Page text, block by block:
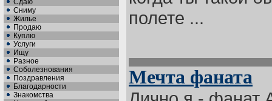
Сдаю
Сниму
Жилье
Продаю
Куплю
Услуги
Ищу
Разное
Соболезнования
Поздравления
Благодарности
Знакомства
полете ...
Мечта фаната